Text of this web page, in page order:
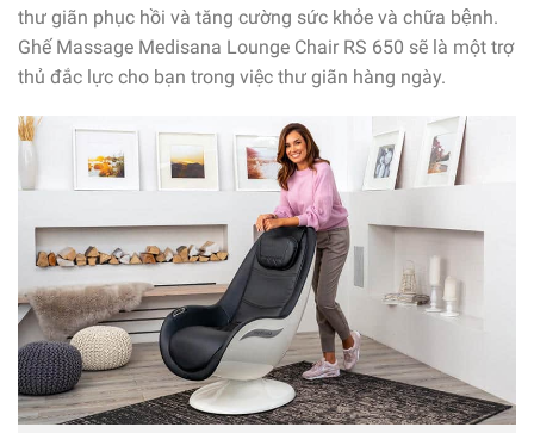
thư giãn phục hồi và tăng cường sức khỏe và chữa bệnh.
Ghế Massage Medisana Lounge Chair RS 650 sẽ là một trợ
thủ đắc lực cho bạn trong việc thư giãn hàng ngày.